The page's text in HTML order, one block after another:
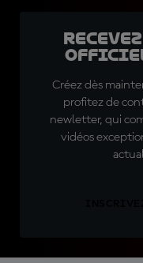
Créez dès
profitez de
newletter, qui
vidéos